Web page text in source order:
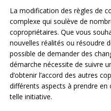
La modification des règles de
complexe qui soulève de
copropriétaires. Que vous
nouvelles réalités ou résoudre
possible de demander des
démarche nécessite de suivre
d’obtenir l’accord des autres
différents aspects à prendre
telle initiative.